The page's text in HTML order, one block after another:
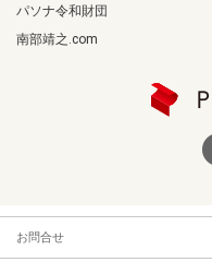
パソナ令和財団
南部靖之.com
お問合せ